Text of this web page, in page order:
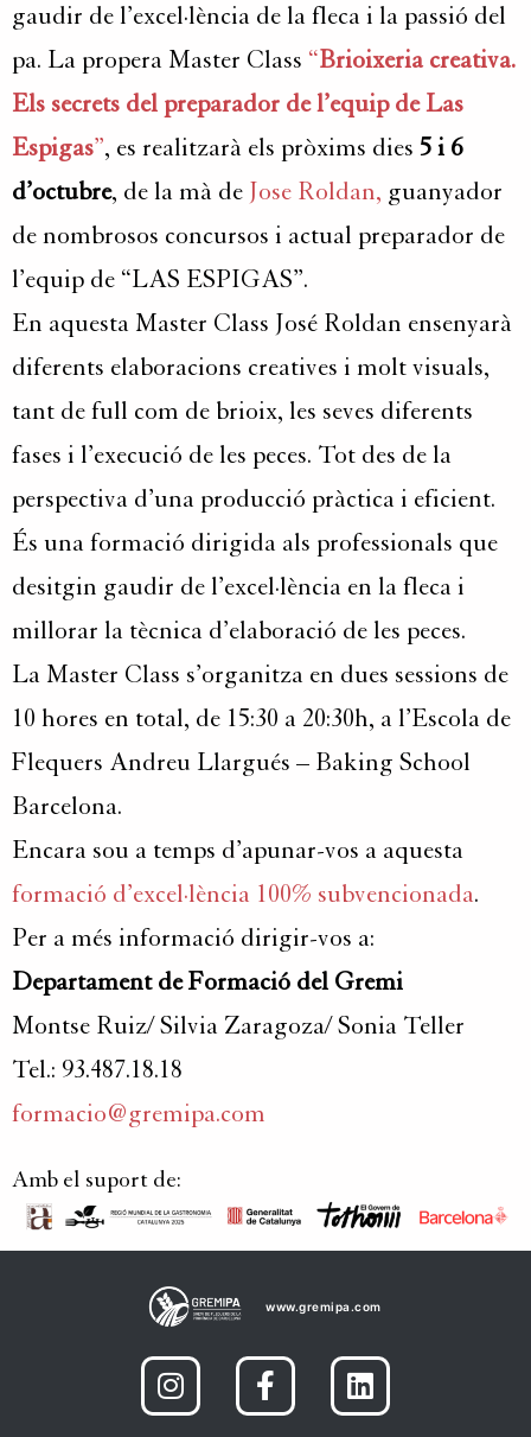
gaudir de l’excel·lència de la fleca i la passió del
pa. La propera Master Class “Brioixeria creativa.
Els secrets del preparador de l’equip de Las
Espigas”, es realitzarà els pròxims dies 5 i 6
d’octubre, de la mà de Jose Roldan, guanyador
de nombrosos concursos i actual preparador de
l’equip de “LAS ESPIGAS”.
En aquesta Master Class José Roldan ensenyarà
diferents elaboracions creatives i molt visuals,
tant de full com de brioix, les seves diferents
fases i l’execució de les peces. Tot des de la
perspectiva d’una producció pràctica i eficient.
És una formació dirigida als professionals que
desitgin gaudir de l’excel·lència en la fleca i
millorar la tècnica d’elaboració de les peces.
La Master Class s’organitza en dues sessions de
10 hores en total, de 15:30 a 20:30h, a l’Escola de
Flequers Andreu Llargués – Baking School
Barcelona.
Encara sou a temps d’apunar-vos a aquesta
formació d’excel·lència 100% subvencionada.
Per a més informació dirigir-vos a:
Departament de Formació del Gremi
Montse Ruiz/ Silvia Zaragoza/ Sonia Teller
Tel.: 93.487.18.18
formacio@gremipa.com
Amb el suport de:
www.gremipa.com